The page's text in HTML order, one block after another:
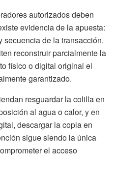
autorizados deben
evidencia de la apuesta:
secuencia de la transacción.
reconstruir parcialmente la
físico o digital original el
garantizado.
resguardar la colilla en
al agua o calor, y en
descargar la copia en
sigue siendo la única
el acceso